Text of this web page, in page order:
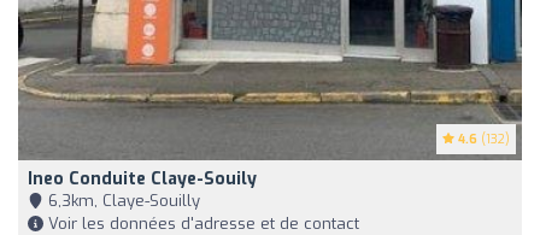
4.6 (132)
Ineo Conduite Claye-Souily
6,3km, Claye-Souilly
Voir les données d'adresse et de contact